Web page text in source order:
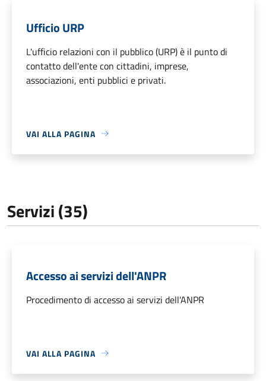
Ufficio URP
L'ufficio relazioni con il pubblico (URP) è il punto di
contatto dell'ente con cittadini, imprese,
associazioni, enti pubblici e privati.
VAI ALLA PAGINA
Servizi (35)
Accesso ai servizi dell'ANPR
Procedimento di accesso ai servizi dell'ANPR
VAI ALLA PAGINA